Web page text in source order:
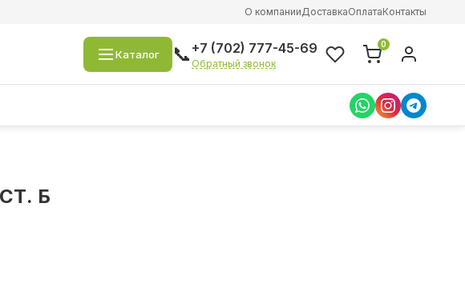
О компанииДоставкаОплатаКонтакты
Каталог 📞 +7 (702) 777-45-69
Обратный звонок
0
Б